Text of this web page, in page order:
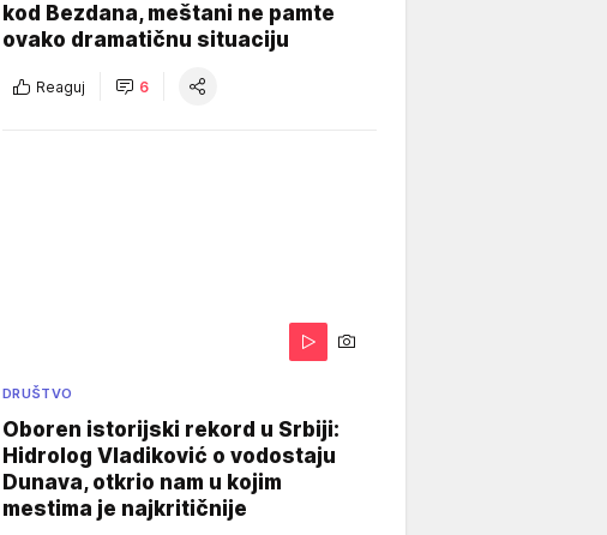
kod Bezdana, meštani ne pamte
ovako dramatičnu situaciju
Reaguj 6
DRUŠTVO
Oboren istorijski rekord u Srbiji:
Hidrolog Vladiković o vodostaju
Dunava, otkrio nam u kojim
mestima je najkritičnije